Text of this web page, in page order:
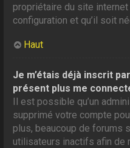
propriétaire du site
configuration et qu’il soit
Haut
Je m’étais déjà inscrit
présent plus me
Il est possible qu’un
supprimé votre compte
plus, beaucoup de forums
utilisateurs inactifs afin de